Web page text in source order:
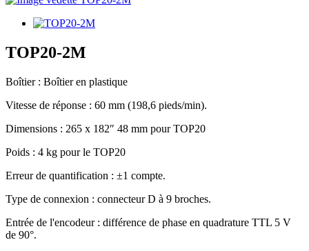
TOP20-2M
Boîtier : Boîtier en plastique
Vitesse de réponse : 60 mm (198,6 pieds/min).
Dimensions : 265 x 182″ 48 mm pour TOP20
Poids : 4 kg pour le TOP20
Erreur de quantification : ±1 compte.
Type de connexion : connecteur D à 9 broches.
Entrée de l'encodeur : différence de phase en quadrature TTL 5 V
de 90°.